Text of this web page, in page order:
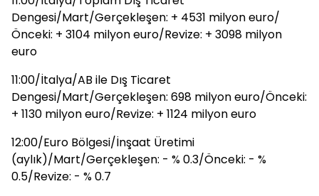
Dengesi/Mart/Gerçekleşen: + 4531 milyon euro/
Önceki: + 3104 milyon euro/Revize: + 3098 milyon
euro
11:00/İtalya/AB ile Dış Ticaret
Dengesi/Mart/Gerçekleşen: 698 milyon euro/Önceki:
+ 1130 milyon euro/Revize: + 1124 milyon euro
12:00/Euro Bölgesi/İnşaat Üretimi
(aylık)/Mart/Gerçekleşen: - % 0.3/Önceki: - %
0.5/Revize: - % 0.7